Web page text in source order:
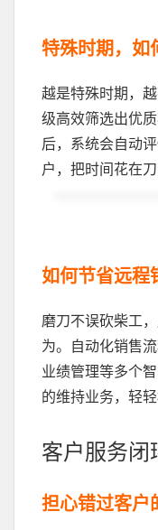
特殊时期，如
越是特殊时期，
级高效筛选出优
后，系统会自动
户，把时间花在
如何节省远程
磨刀不误砍柴工
为。自动化销售
业绩管理等多个
的维持业务，轻
客户服务闭
担心错过客户